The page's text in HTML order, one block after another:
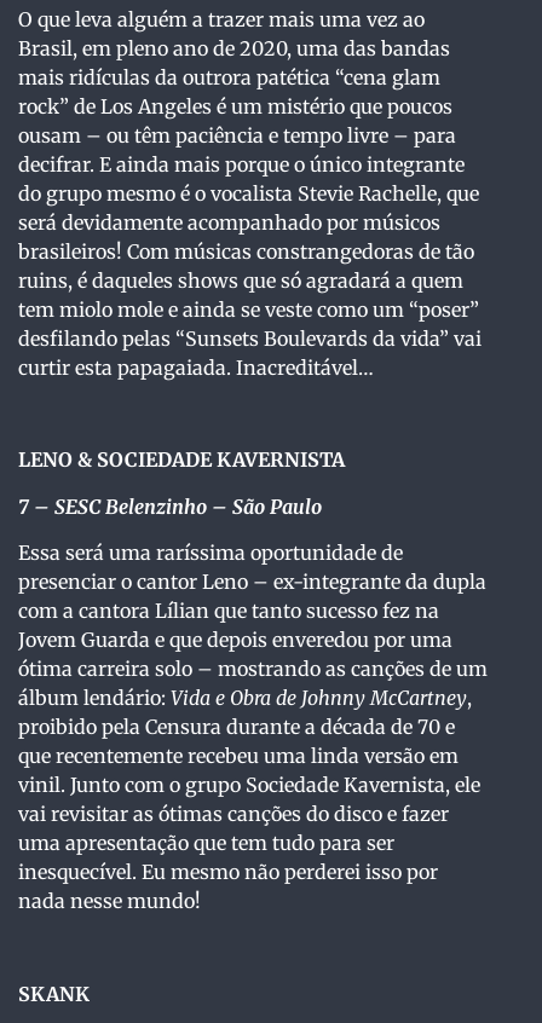
O que leva alguém a trazer mais uma vez ao
Brasil, em pleno ano de 2020, uma das bandas
mais ridículas da outrora patética “cena glam
rock” de Los Angeles é um mistério que poucos
ousam – ou têm paciência e tempo livre – para
decifrar. E ainda mais porque o único integrante
do grupo mesmo é o vocalista Stevie Rachelle, que
será devidamente acompanhado por músicos
brasileiros! Com músicas constrangedoras de tão
ruins, é daqueles shows que só agradará a quem
tem miolo mole e ainda se veste como um “poser”
desfilando pelas “Sunsets Boulevards da vida” vai
curtir esta papagaiada. Inacreditável…
LENO & SOCIEDADE KAVERNISTA
7 – SESC Belenzinho – São Paulo
Essa será uma raríssima oportunidade de
presenciar o cantor Leno – ex-integrante da dupla
com a cantora Lílian que tanto sucesso fez na
Jovem Guarda e que depois enveredou por uma
ótima carreira solo – mostrando as canções de um
álbum lendário: Vida e Obra de Johnny McCartney,
proibido pela Censura durante a década de 70 e
que recentemente recebeu uma linda versão em
vinil. Junto com o grupo Sociedade Kavernista, ele
vai revisitar as ótimas canções do disco e fazer
uma apresentação que tem tudo para ser
inesquecível. Eu mesmo não perderei isso por
nada nesse mundo!
SKANK